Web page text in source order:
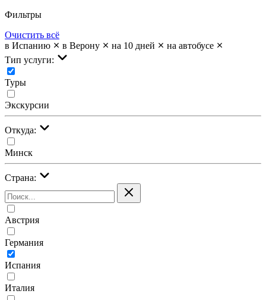
Фильтры
Очистить всё
в Испанию
в Верону на 10 дней
на автобусе
Тип услуги:
Туры
Экскурсии
Откуда:
Минск
Страна:
Австрия
Германия
Испания
Италия